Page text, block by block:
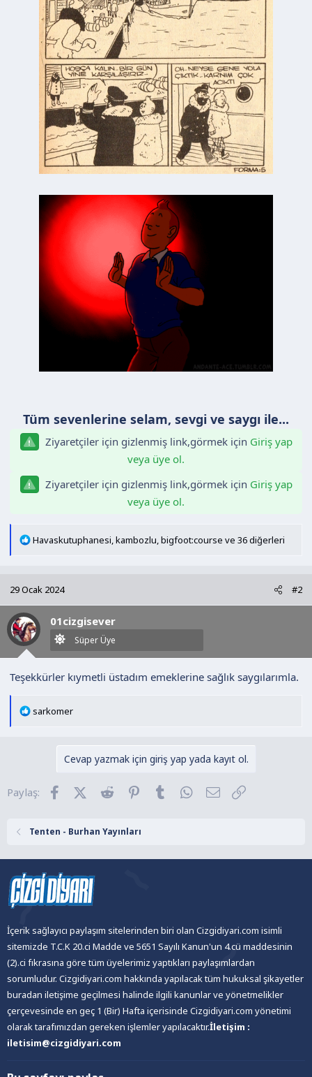
Tüm sevenlerine selam, sevgi ve saygı ile...
Ziyaretçiler için gizlenmiş link,görmek için Giriş yap
veya üye ol.
Ziyaretçiler için gizlenmiş link,görmek için Giriş yap
veya üye ol.
T
i
l
e
r
Havaskutuphanesi,kambozlu,bigfoot:course ve 36 diğerleri
29 Ocak 2024 #2
01cizgisever
Süper Üye
Teşekkürler kıymetli üstadım emeklerine sağlık saygılarımla.
T
e
sarkomer
Cevap yazmak için giriş yap yada kayıt ol.
Paylaş: FacebookX (Twitter)
Reddit Pinterest
Tumblr WhatsApp
E-posta
Tenten - Burhan Yayınları
İçerik sağlayıcı paylaşım sitelerinden biri olan Cizgidiyari.com isimli
sitemizde T.C.K 20.ci Madde ve 5651 Sayılı Kanun'un 4.cü maddesinin
(2).ci fıkrasına göre tüm üyelerimiz yaptıkları paylaşımlardan
sorumludur. Cizgidiyari.com hakkında yapılacak tüm hukuksal şikayetler
buradan iletişime geçilmesi halinde ilgili kanunlar ve yönetmelikler
çerçevesinde en geç 1 (Bir) Hafta içerisinde Cizgidiyari.com yönetimi
olarak tarafımızdan gereken işlemler yapılacaktır.İletişim :
iletisim@cizgidiyari.com